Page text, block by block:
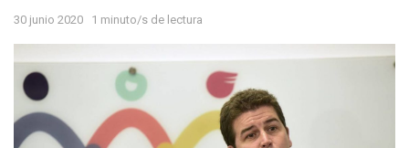
30 junio 2020 1 minuto/s de lectura